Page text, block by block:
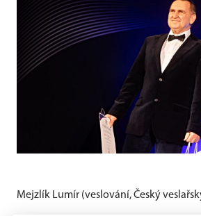
Mejzlík Lumír (veslování, Český